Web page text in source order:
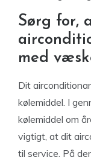
Sørg for,
med
Dit
kølemiddel. I
kølemiddel om
vigtigt, at dit
til service. På